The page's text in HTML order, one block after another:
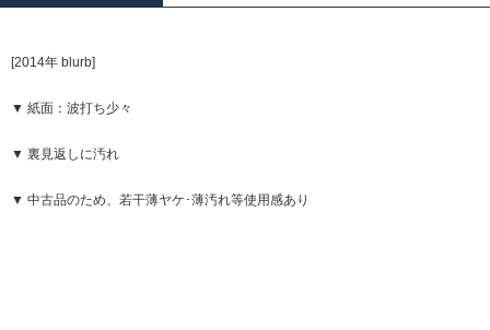
[2014年 blurb]
▼ 紙面：波打ち少々
▼ 裏見返しに汚れ
▼ 中古品のため、若干薄ヤケ･薄汚れ等使用感あり